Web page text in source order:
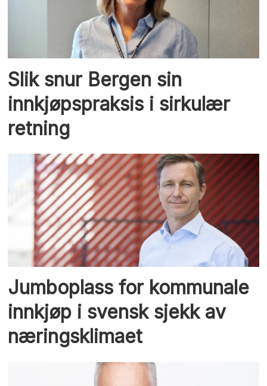
Slik snur Bergen sin
innkjøpspraksis i sirkulær
retning
Jumboplass for kommunale
innkjøp i svensk sjekk av
næringsklimaet